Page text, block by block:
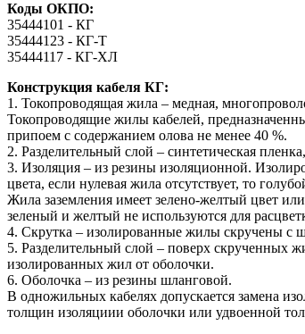
Коды ОКПО:
35444101 - КГ
35444123 - КГ-Т
35444117 - КГ-ХЛ
Конструкция кабеля КГ:
1. Токопроводящая жила – медная,
Токопроводящие жилы кабелей,
припоем с содержанием олова не менее 40 %.
2. Разделительный слой – синтетическая
3. Изоляция – из резины изоляционной.
цвета, если нулевая жила отсутствует, то
Жила заземления имеет зелено-желтый цвет
зеленый и желтый не используются для
4. Скрутка – изолированные жилы скручены с
5. Разделительный слой – поверх скрученных
изолированных жил от оболочки.
6. Оболочка – из резины шланговой.
В одножильных кабелях допускается замена
толщин изоляциии оболочки или удвоенной